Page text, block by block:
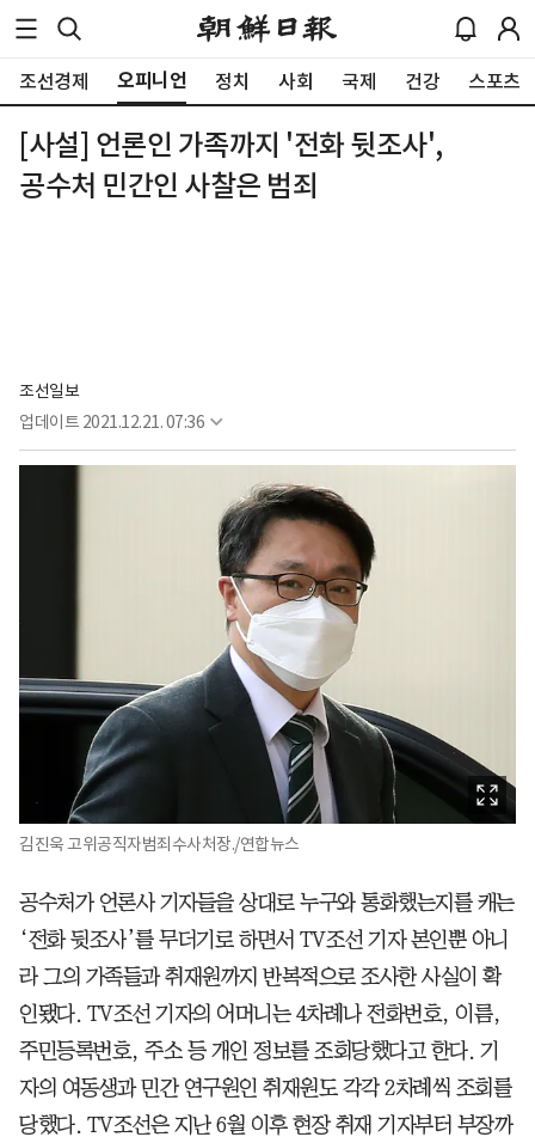
조선경제 오피니언 정치 사회 국제 건강 스포츠
[사설] 언론인 가족까지 '전화 뒷조사',
공수처 민간인 사찰은 범죄
조선일보
업데이트 2021.12.21. 07:36
김진욱 고위공직자범죄수사처장./연합뉴스
공수처가 언론사 기자들을 상대로 누구와 통화했는지를 캐는
‘전화 뒷조사’를 무더기로 하면서 TV조선 기자 본인뿐 아니
라 그의 가족들과 취재원까지 반복적으로 조사한 사실이 확
인됐다. TV조선 기자의 어머니는 4차례나 전화번호, 이름,
주민등록번호, 주소 등 개인 정보를 조회당했다고 한다. 기
자의 여동생과 민간 연구원인 취재원도 각각 2차례씩 조회를
당했다. TV조선은 지난 6월 이후 현장 취재 기자부터 부장까